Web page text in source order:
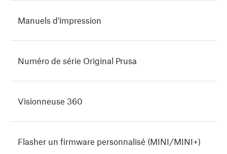
Manuels d'impression
Numéro de série Original Prusa
Visionneuse 360
Flasher un firmware personnalisé (MINI/MINI+)